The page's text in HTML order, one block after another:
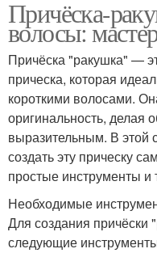
Причёска-
волосы:
Причёска "ракушка" —
прическа, которая
короткими волосами.
оригинальность,
выразительным. В этой
создать эту прическу
простые инструменты и
Необходимые
Для создания причёски
следующие